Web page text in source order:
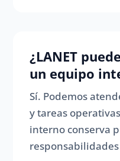
¿LANET
un equipo
Sí. Podemos
y tareas
interno conserva